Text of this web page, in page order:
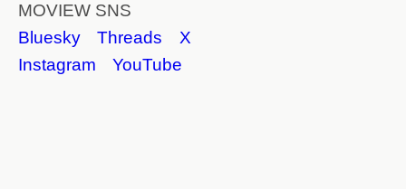
MOVIEW SNS
Bluesky
Threads
X
Instagram
YouTube